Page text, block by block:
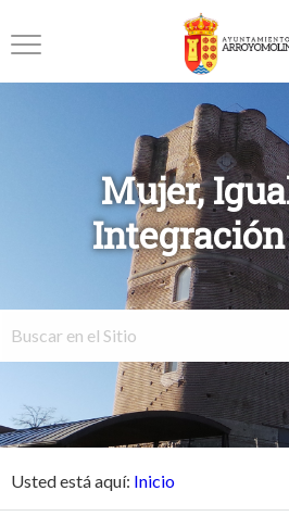
Mujer,
Usted está aquí: Inicio